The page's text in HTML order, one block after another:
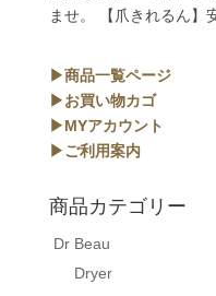
ませ。 【爪きれるん】
▶商品一覧ページ
▶お買い物カゴ
▶MYアカウント
▶ご利用案内
商品カテゴリー
Dr Beau
Dryer